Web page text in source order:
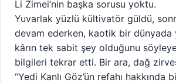
Li Zimei’nin başka sorusu yoktu.
Yuvarlak yüzlü kültivatör güldü,
devam ederken, kaotik bir dünyada
kârın tek sabit şey olduğunu
bilgileri tekrar etti. Bir ara, dağ
“Yedi Kanlı Göz’ün refahı hakkında